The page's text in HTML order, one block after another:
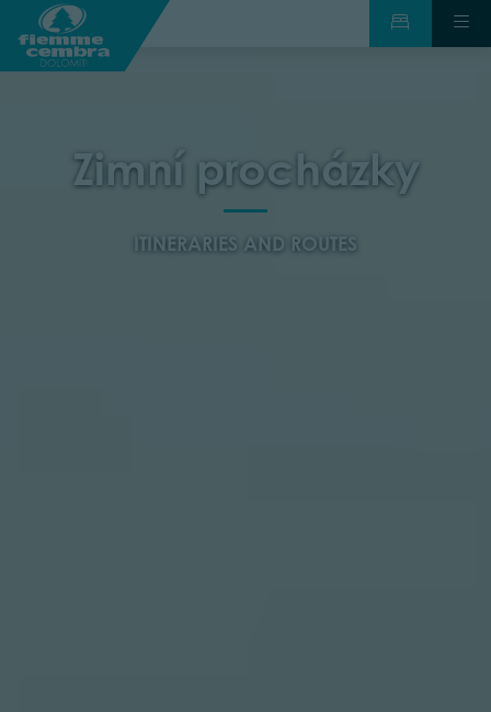
Zimní procházky
ITINERARIES AND ROUTES